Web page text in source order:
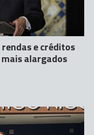
e créditos
alargados